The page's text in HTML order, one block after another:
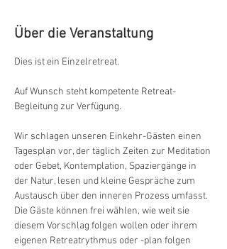
Über die Veranstaltung
Dies ist ein Einzelretreat.
Auf Wunsch steht kompetente Retreat-
Begleitung zur Verfügung.
Wir schlagen unseren Einkehr-Gästen einen
Tagesplan vor, der täglich Zeiten zur Meditation
oder Gebet, Kontemplation, Spaziergänge in
der Natur, lesen und kleine Gespräche zum
Austausch über den inneren Prozess umfasst.
Die Gäste können frei wählen, wie weit sie
diesem Vorschlag folgen wollen oder ihrem
eigenen Retreatrythmus oder -plan folgen